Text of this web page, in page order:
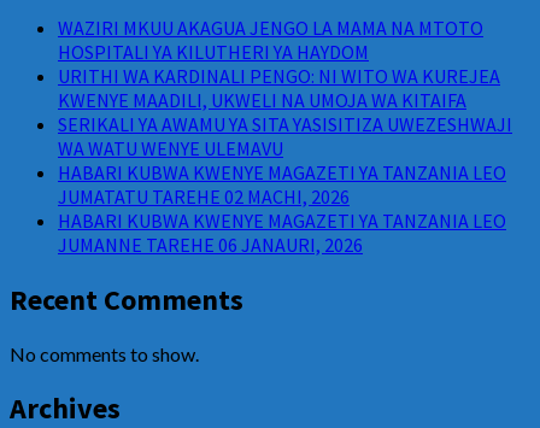
WAZIRI MKUU AKAGUA JENGO LA MAMA NA MTOTO
HOSPITALI YA KILUTHERI YA HAYDOM
URITHI WA KARDINALI PENGO: NI WITO WA KUREJEA
KWENYE MAADILI, UKWELI NA UMOJA WA KITAIFA
SERIKALI YA AWAMU YA SITA YASISITIZA UWEZESHWAJI
WA WATU WENYE ULEMAVU
HABARI KUBWA KWENYE MAGAZETI YA TANZANIA LEO
JUMATATU TAREHE 02 MACHI, 2026
HABARI KUBWA KWENYE MAGAZETI YA TANZANIA LEO
JUMANNE TAREHE 06 JANAURI, 2026
Recent Comments
No comments to show.
Archives